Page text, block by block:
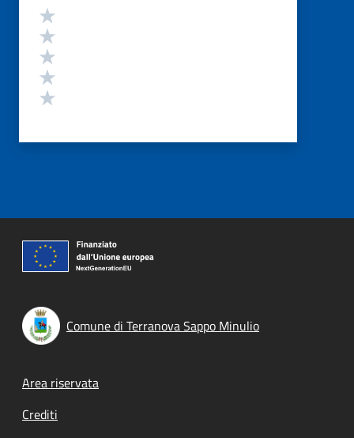
Valutazione
Comune di Terranova Sappo Minulio
Footer menu
Area riservata
Crediti